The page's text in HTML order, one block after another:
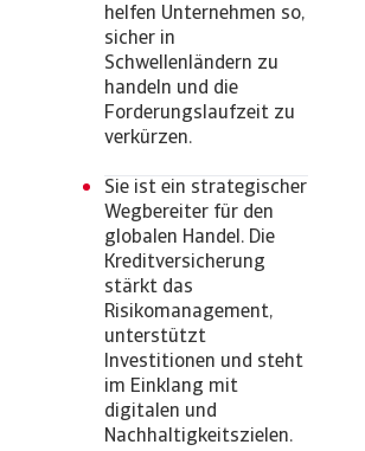
helfen Unternehmen so,
sicher in
Schwellenländern zu
handeln und die
Forderungslaufzeit zu
verkürzen.
Sie ist ein strategischer
Wegbereiter für den
globalen Handel. Die
Kreditversicherung
stärkt das
Risikomanagement,
unterstützt
Investitionen und steht
im Einklang mit
digitalen und
Nachhaltigkeitszielen.